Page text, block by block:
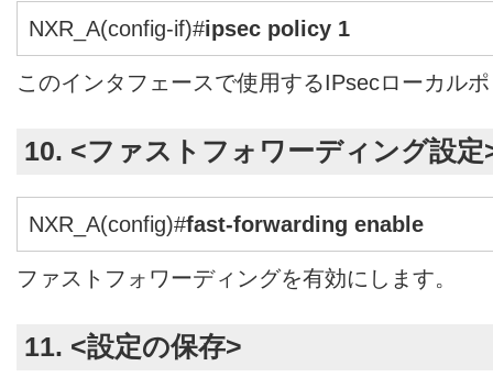
NXR_A(config-if)#ipsec policy 1
このインタフェースで使用するIPsecローカル
10. <ファストフォワーディング設定
NXR_A(config)#fast-forwarding enable
ファストフォワーディングを有効にします。
11. <設定の保存>